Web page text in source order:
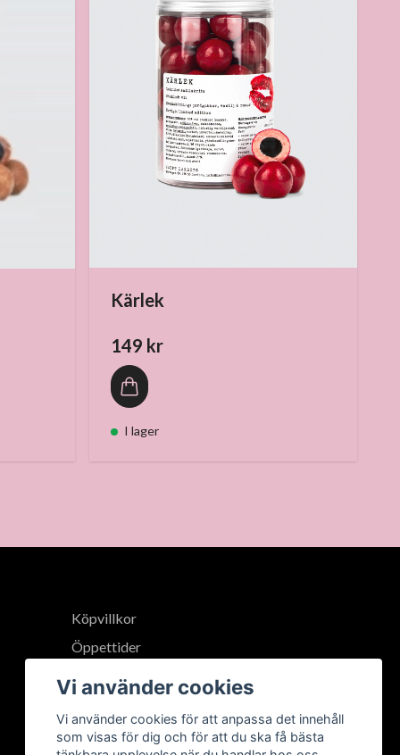
Kärlek
149 kr
I lager
Köpvillkor
Öppettider
Vi använder cookies
Vi använder cookies för att anpassa det innehåll
som visas för dig och för att du ska få bästa